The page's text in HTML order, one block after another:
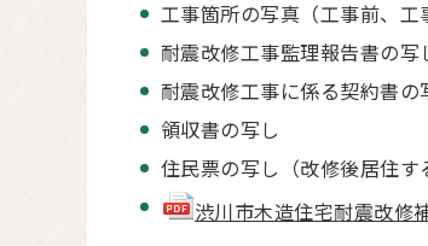
工事箇所の写真（工事前、
耐震改修工事監理報告書の写
耐震改修工事に係る契約書の
領収書の写し
住民票の写し（改修後居住す
渋川市木造住宅耐震改修